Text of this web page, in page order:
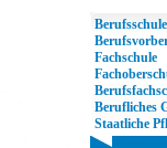
Berufsschule
Fachschule
Berufliches
Staatliche